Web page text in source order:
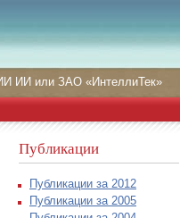
ИИ или ЗАО «ИнтеллиТек»
Публикации
Публикации за 2012
Публикации за 2005